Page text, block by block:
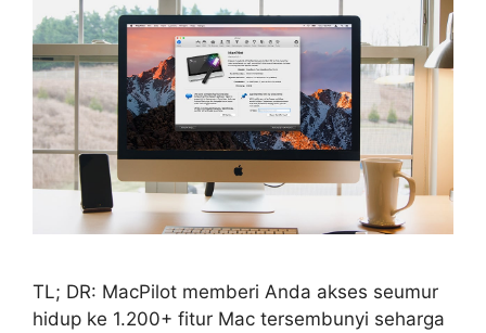
TL; DR: MacPilot memberi Anda akses seumur
hidup ke 1.200+ fitur Mac tersembunyi seharga